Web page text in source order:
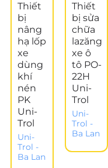
Thiết
bị
nâng
hạ lốp
xe
dùng
khí
nén
PK
Uni-
Trol
Uni-
Trol -
Ba Lan
Thiết
bị sửa
chữa
lazăng
xe ô
tô PO-
22H
Uni-
Trol
Uni-
Trol -
Ba Lan